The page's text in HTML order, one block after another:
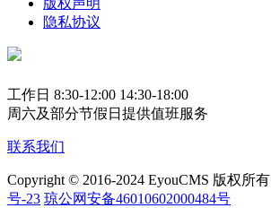
版权声明
隐私协议
工作日 8:30-12:00 14:30-18:00
周六及部分节假日提供值班服务
联系我们
Copyright © 2016-2024 EyouCMS 版权所有
号-23 琼公网安备46010602000484号